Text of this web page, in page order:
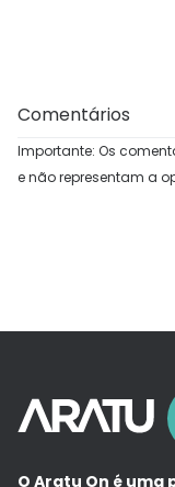
Comentários
Importante: Os
e não representam a
O Aratu On é